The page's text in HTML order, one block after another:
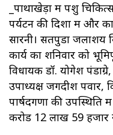
_पाथाखेड़ा में पशु
पर्यटन की दिशा में और
सारनी। सतपुडा जलाशय
कार्य का शनिवार को
विधायक डॉ. योगेश
उपाध्यक्ष जगदीश पवार,
पार्षदगणों की उपस्थिति
करोड 12 लाख 59 हजार